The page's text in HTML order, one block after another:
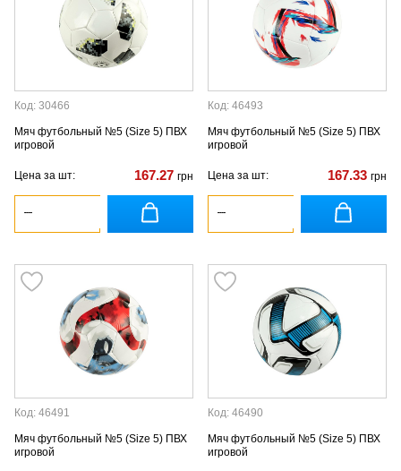
Код: 30466
Мяч футбольный №5 (Size 5) ПВХ
игровой
Цена за шт: 167.27 грн
Код: 46493
Мяч футбольный №5 (Size 5) ПВХ
игровой
Цена за шт: 167.33 грн
Код: 46491
Мяч футбольный №5 (Size 5) ПВХ
игровой
Код: 46490
Мяч футбольный №5 (Size 5) ПВХ
игровой